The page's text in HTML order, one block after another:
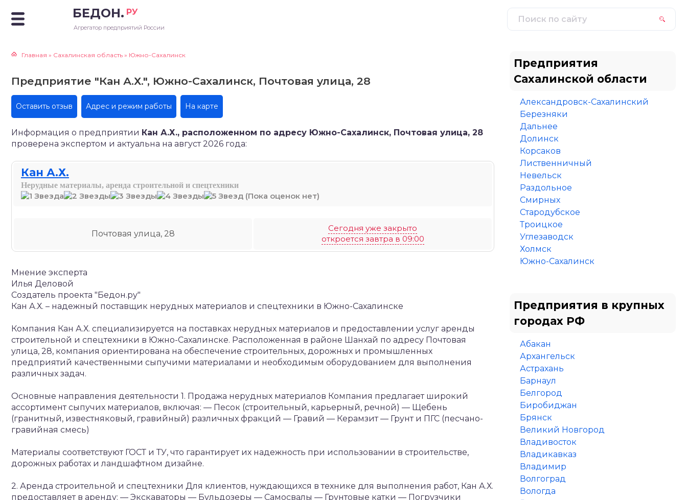
БЕДОН. РУ
Агрегатор предприятий России
Главная » Сахалинская область » Южно-Сахалинск
Предприятие "Кан А.Х.", Южно-Сахалинск, Почтовая улица, 28
Оставить отзыв Адрес и режим работы На карте
Информация о предприятии Кан А.Х., расположенном по адресу Южно-Сахалинск, Почтовая улица, 28
проверена экспертом и актуальна на август 2026 года:
Кан А.Х.
Нерудные материалы, аренда строительной и спецтехники
(Пока оценок нет)
Почтовая улица, 28
Сегодня уже закрыто
откроется завтра в 09:00
Мнение эксперта
Илья Деловой
Создатель проекта "Бедон.ру"
Кан А.Х. – надежный поставщик нерудных материалов и спецтехники в Южно-Сахалинске
Компания Кан А.Х. специализируется на поставках нерудных материалов и предоставлении услуг аренды
строительной и спецтехники в Южно-Сахалинске. Расположенная в районе Шанхай по адресу Почтовая
улица, 28, компания ориентирована на обеспечение строительных, дорожных и промышленных
предприятий качественными сыпучими материалами и необходимым оборудованием для выполнения
различных задач.
Основные направления деятельности 1. Продажа нерудных материалов Компания предлагает широкий
ассортимент сыпучих материалов, включая: — Песок (строительный, карьерный, речной) — Щебень
(гранитный, известняковый, гравийный) различных фракций — Гравий — Керамзит— Грунт и ПГС (песчано-
гравийная смесь)
Материалы соответствуют ГОСТ и ТУ, что гарантирует их надежность при использовании в строительстве,
дорожных работах и ландшафтном дизайне.
2. Аренда строительной и спецтехники Для клиентов, нуждающихся в технике для выполнения работ, Кан А.Х.
предоставляет в аренду: — Экскаваторы — Бульдозеры — Самосвалы — Грунтовые катки — Погрузчики
Предприятия
Сахалинской области
Александровск-Сахалинский
Березняки
Дальнее
Долинск
Корсаков
Лиственничный
Невельск
Раздольное
Смирных
Стародубское
Троицкое
Углезаводск
Холмск
Южно-Сахалинск
Предприятия в крупных
городах РФ
Абакан
Архангельск
Астрахань
Барнаул
Белгород
Биробиджан
Брянск
Великий Новгород
Владивосток
Владикавказ
Владимир
Волгоград
Вологда